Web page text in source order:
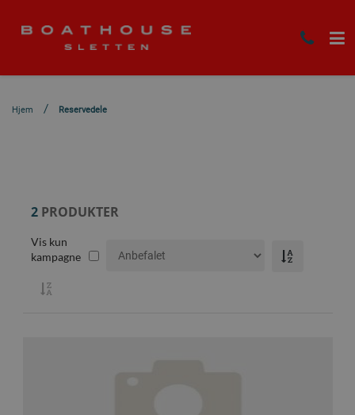
Hjem Reservedele
2PRODUKTER
Vis kun
kampagne